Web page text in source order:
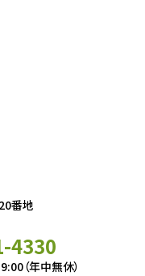
番地
4330
（年中無休）